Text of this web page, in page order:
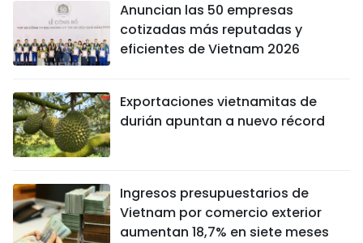
Anuncian las 50 empresas
cotizadas más reputadas y
eficientes de Vietnam 2026
Exportaciones vietnamitas de
durián apuntan a nuevo récord
Ingresos presupuestarios de
Vietnam por comercio exterior
aumentan 18,7% en siete meses